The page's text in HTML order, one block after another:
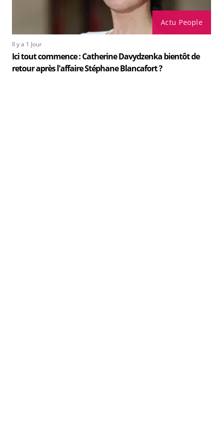
Actu People
Il y a 1 Jour
Ici tout commence : Catherine Davydzenka bientôt de
retour après l'affaire Stéphane Blancafort ?